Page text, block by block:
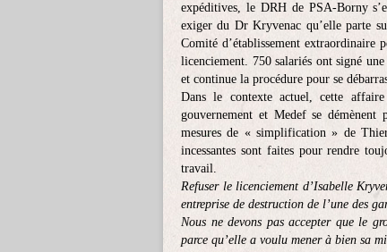
expéditives, le DRH de PSA-Borny
exiger du Dr Kryvenac qu’elle parte
Comité d’établissement extraordinaire
licenciement. 750 salariés ont signé
et continue la procédure pour se
Dans le contexte actuel, cette
gouvernement et Medef se
mesures de « simplification » de
incessantes sont faites pour rendre
travail.
Refuser le licenciement d’Isabelle
entreprise de destruction de l’une des
Nous ne devons pas accepter que le
parce qu’elle a voulu mener à bien sa